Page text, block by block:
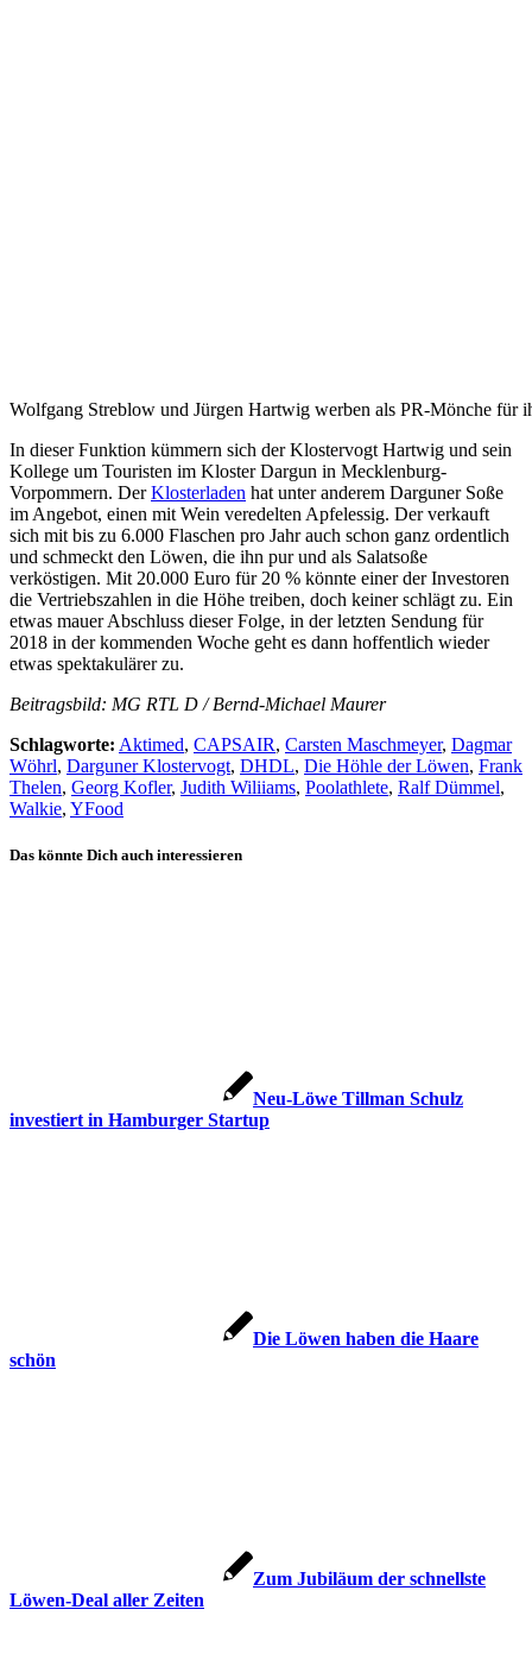
Wolfgang Streblow und Jürgen Hartwig werben als PR-Mönche
In dieser Funktion kümmern sich der Klostervogt Hartwig und sein
Kollege um Touristen im Kloster Dargun in Mecklenburg-
Vorpommern. DerKlosterladen hat unter anderem Darguner Soße
im Angebot, einen mit Wein veredelten Apfelessig. Der verkauft
sich mit bis zu 6.000 Flaschen pro Jahr auch schon ganz ordentlich
und schmeckt den Löwen, die ihn pur und als Salatsoße
verköstigen. Mit 20.000 Euro für 20 % könnte einer der Investoren
die Vertriebszahlen in die Höhe treiben, doch keiner schlägt zu. Ein
etwas mauer Abschluss dieser Folge, in der letzten Sendung für
2018 in der kommenden Woche geht es dann hoffentlich wieder
etwas spektakulärer zu.
Beitragsbild: MG RTL D / Bernd-Michael Maurer
Schlagworte: Aktimed, CAPSAIR, Carsten Maschmeyer, Dagmar
Wöhrl, Darguner Klostervogt, DHDL, Die Höhle der Löwen, Frank
Thelen, Georg Kofler, Judith Wiliiams, Poolathlete, Ralf Dümmel,
Walkie, YFood
Das könnte Dich auch interessieren
Neu-Löwe Tillman Schulz
investiert in Hamburger Startup
Die Löwen haben die Haare
schön
Zum Jubiläum der schnellste
Löwen-Deal aller Zeiten